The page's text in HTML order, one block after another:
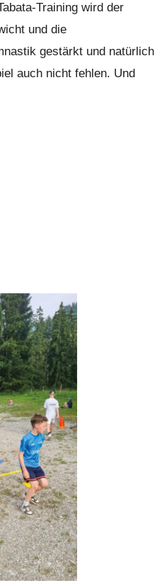
Training wird der
und die
gestärkt und natürlich
auch nicht fehlen. Und